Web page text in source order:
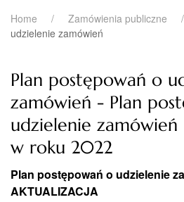
Home Zamówienia publiczne
udzielenie zamówień
Plan postępowań o
zamówień - Plan
udzielenie
w roku 2022
Plan postępowań o udzielenie
AKTUALIZACJA